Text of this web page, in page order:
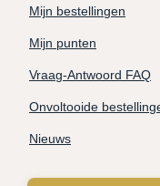
Mijn bestellingen
Mijn punten
Vraag-Antwoord FAQ
Onvoltooide
Nieuws